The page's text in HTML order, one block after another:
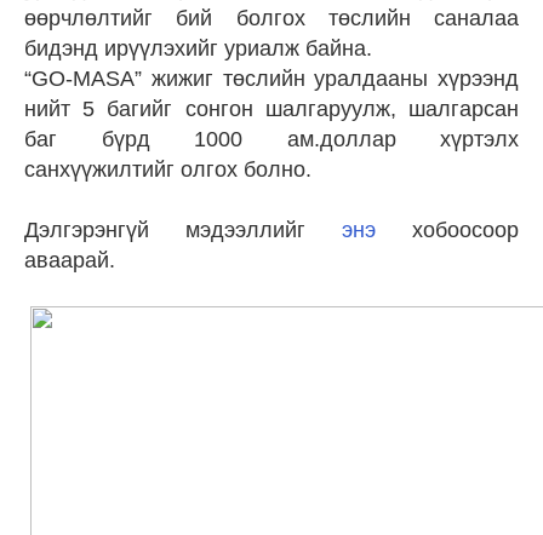
өөрчлөлтийг бий болгох төслийн саналаа
бидэнд ирүүлэхийг уриалж байна.
“GO-MASA” жижиг төслийн уралдааны хүрээнд
нийт 5 багийг сонгон шалгаруулж, шалгарсан
баг бүрд 1000 ам.доллар хүртэлх
санхүүжилтийг олгох болно.
Дэлгэрэнгүй мэдээллийг энэ хобоосоор
аваарай.